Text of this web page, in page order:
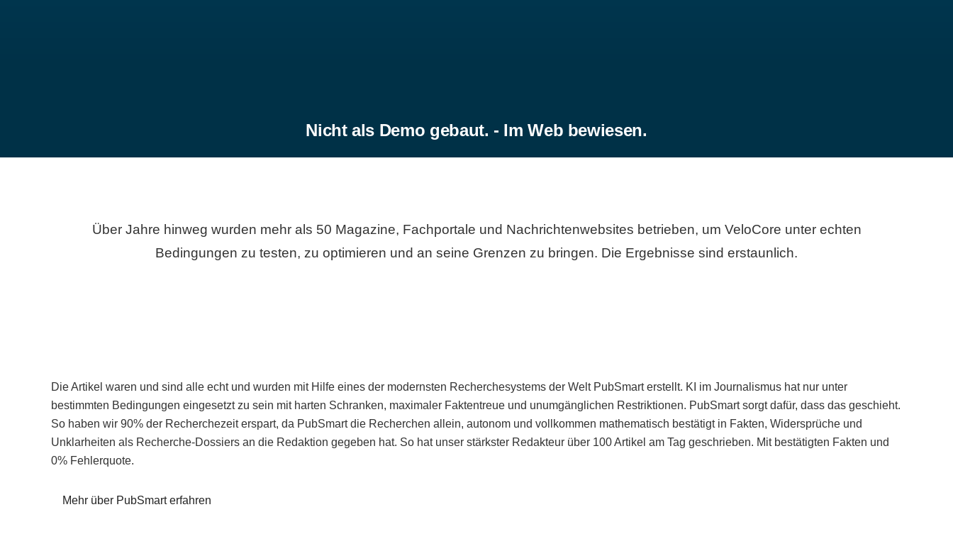
Nicht als Demo gebaut. - Im Web bewiesen.
Über Jahre hinweg wurden mehr als 50 Magazine, Fachportale und Nachrichtenwebsites betrieben, um VeloCore unter echten
Bedingungen zu testen, zu optimieren und an seine Grenzen zu bringen. Die Ergebnisse sind erstaunlich.
Die Artikel waren und sind alle echt und wurden mit Hilfe eines der modernsten Recherchesystems der Welt PubSmart erstellt. KI im Journalismus hat nur unter
bestimmten Bedingungen eingesetzt zu sein mit harten Schranken, maximaler Faktentreue und unumgänglichen Restriktionen. PubSmart sorgt dafür, dass das geschieht.
So haben wir 90% der Recherchezeit erspart, da PubSmart die Recherchen allein, autonom und vollkommen mathematisch bestätigt in Fakten, Widersprüche und
Unklarheiten als Recherche-Dossiers an die Redaktion gegeben hat. So hat unser stärkster Redakteur über 100 Artikel am Tag geschrieben. Mit bestätigten Fakten und
0% Fehlerquote.
Mehr über PubSmart erfahren